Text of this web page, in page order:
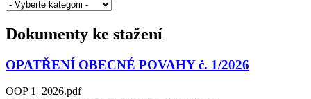
Dokumenty ke stažení
OPATŘENÍ OBECNÉ POVAHY č. 1/2026
OOP 1_2026.pdf